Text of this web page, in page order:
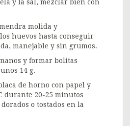
y la sal, mezclar bien con
molida y
huevos hasta conseguir
manejable y sin grumos.
y formar bolitas
14 g.
de horno con papel y
durante 20-25 minutos
o tostados en la